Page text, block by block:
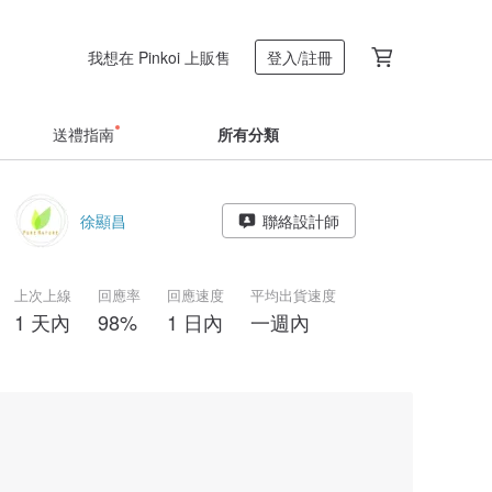
我想在 Pinkoi 上販售 登入/註冊
送禮指南 所有分類
徐顯昌 聯絡設計師
上次上線
1 天內
回應率
98%
回應速度
1 日內
平均出貨速度
一週內